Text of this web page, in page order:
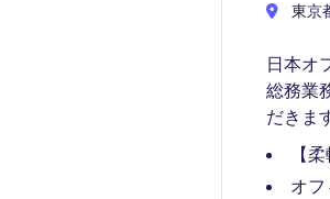
東京
日本オ
総務業
だきま
【
オ